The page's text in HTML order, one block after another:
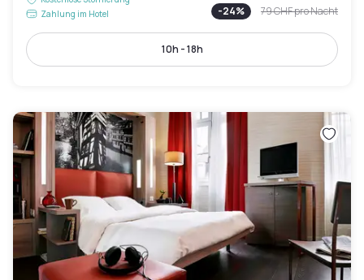
Zahlung im Hotel
-24% 79 CHFpro Nacht
10h - 18h